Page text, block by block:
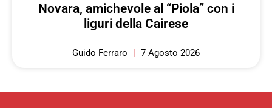
Novara, amichevole al “Piola” con i
liguri della Cairese
Guido Ferraro 7 Agosto 2026